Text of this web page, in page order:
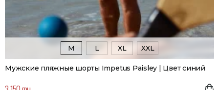
M L XL XXL
Мужские пляжные шорты Impetus Paisley | Цвет синий